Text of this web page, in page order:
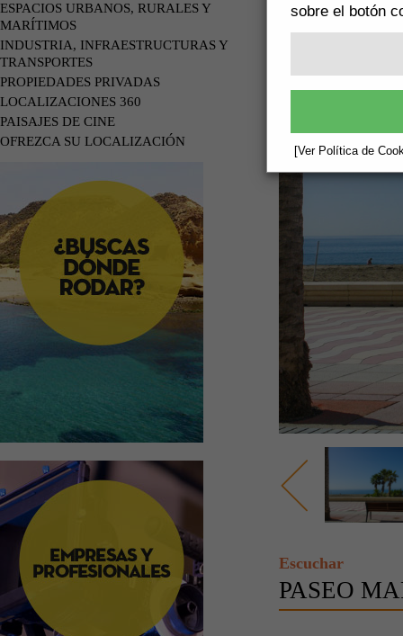
sobre el botón
[Ver Política de
ESPACIOS URBANOS, RURALES Y
MARÍTIMOS
INDUSTRIA, INFRAESTRUCTURAS Y
TRANSPORTES
PROPIEDADES PRIVADAS
LOCALIZACIONES 360
PAISAJES DE CINE
OFREZCA SU LOCALIZACIÓN
Escuchar
PASEO